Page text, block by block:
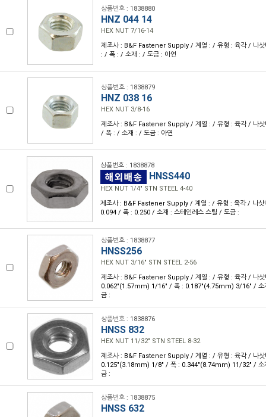
상품번호 : 1838880
HNZ 044 14
HEX NUT 7/16-14
제조사 : B&F Fastener Supply / 계열 : / 유형 : 육각 / 나
: / 폭 : / 소재 : / 도금 : 아연
상품번호 : 1838879
HNZ 038 16
HEX NUT 3/8-16
제조사 : B&F Fastener Supply / 계열 : / 유형 : 육각 / 나
/ 폭 : / 소재 : / 도금 : 아연
상품번호 : 1838878
HNSS440
HEX NUT 1/4" STN STEEL 4-40
제조사 : B&F Fastener Supply / 계열 : / 유형 : 육각 / 나삿
0.094 / 폭 : 0.250 / 소재 : 스테인레스 스틸 / 도금 :
상품번호 : 1838877
HNSS256
HEX NUT 3/16" STN STEEL 2-56
제조사 : B&F Fastener Supply / 계열 : / 유형 : 육각 / 나
0.062"(1.57mm) 1/16" / 폭 : 0.187"(4.75mm) 3/16" / 소
금 :
상품번호 : 1838876
HNSS 832
HEX NUT 11/32" STN STEEL 8-32
제조사 : B&F Fastener Supply / 계열 : / 유형 : 육각 / 나
0.125"(3.18mm) 1/8" / 폭 : 0.344"(8.74mm) 11/32" / 소
금 :
상품번호 : 1838875
HNSS 632